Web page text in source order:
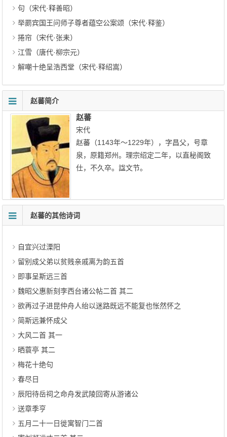
句（宋代·释善昭）
举罽宾国王问师子尊者蕴空公案颂（宋代·释鉴）
捲帘（宋代·张耒）
江雪（唐代·柳宗元）
解嘲十绝呈浩西堂（宋代·释绍嵩）
赵蕃简介
赵蕃
宋代
赵蕃（1143年～1229年），字昌父，号章
泉，原籍郑州。理宗绍定二年，以直秘阁致
仕，不久卒。諡文节。
赵蕃的其他诗词
自宜兴过溧阳
留别成父弟以贫贱亲戚离为韵五首
即事呈斯远三首
魏昭父惠新刻李西台诸公帖二首 其二
欲再过子进昆仲舟人绐以迷路既远不能复也怅然怀之
简斯远兼怀成父
大风二首 其一
晒蓑亭 其二
梅花十绝句
春尽日
辰阳待岳祠之命舟发武陵回寄从游诸公
送章季亨
五月二十一日徙寓智门二首